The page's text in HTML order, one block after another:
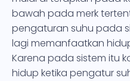
bawah pada merk
pengaturan suhu pada
lagi memanfaatkan
Karena pada sistem itu
hidup ketika pengatur